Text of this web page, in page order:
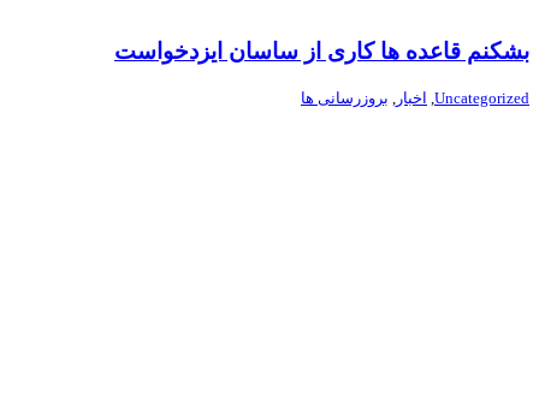
بشکنم قاعده ها کاری از ساسان ایزدخواست
Uncategorized
, اخبار , بروزرسانی ها